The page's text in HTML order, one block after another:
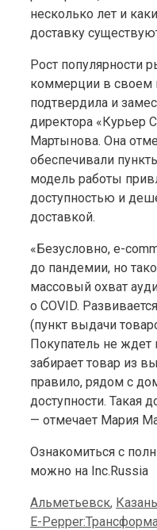
несколько лет и
доставку
Рост популярности
коммерции в своем
подтвердила и
директора «Курьер
Мартынова. Она
обеспечивали
модель работы
доступностью и
доставкой.
«Безусловно, e-
до пандемии, но
массовый охват
о COVID.
(пункт выдачи
Покупатель не ждет
забирает товар из
правило, рядом с
доступности. Такая
— отмечает Мария
Ознакомиться с
можно на Inc.Russia
Categories
Альметьевск, Казань
E-